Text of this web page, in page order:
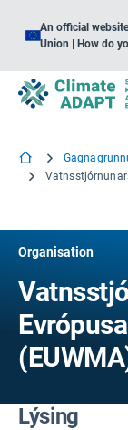
An official
Union | How do
Organisation
Lýsing